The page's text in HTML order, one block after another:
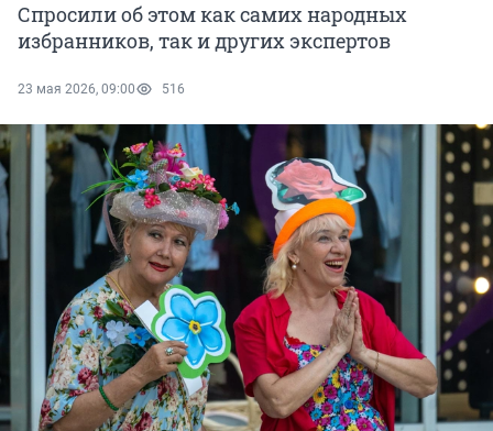
Спросили об этом как самих народных
избранников, так и других экспертов
23 мая 2026, 09:00 516